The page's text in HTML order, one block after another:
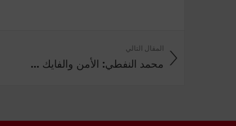
المقال التالي
محمد النفطي: الأمن والفايك ...